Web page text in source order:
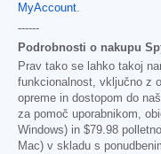
MyAccount
------
Podrobnosti o nakupu
Prav tako se lahko takoj
funkcionalnost, vključno z
opreme in dostopom do
za pomoč uporabnikom,
Windows) in $79.98
Mac) v skladu s